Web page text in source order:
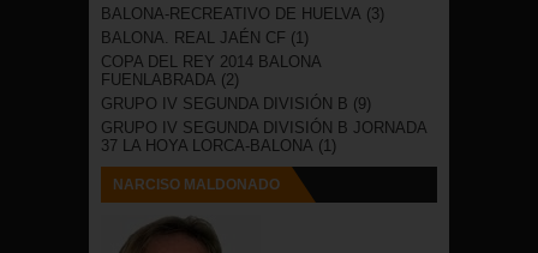
BALONA-RECREATIVO DE HUELVA (3)
BALONA. REAL JAÉN CF (1)
COPA DEL REY 2014 BALONA
FUENLABRADA (2)
GRUPO IV SEGUNDA DIVISIÓN B (9)
GRUPO IV SEGUNDA DIVISIÓN B JORNADA
37 LA HOYA LORCA-BALONA (1)
NARCISO MALDONADO